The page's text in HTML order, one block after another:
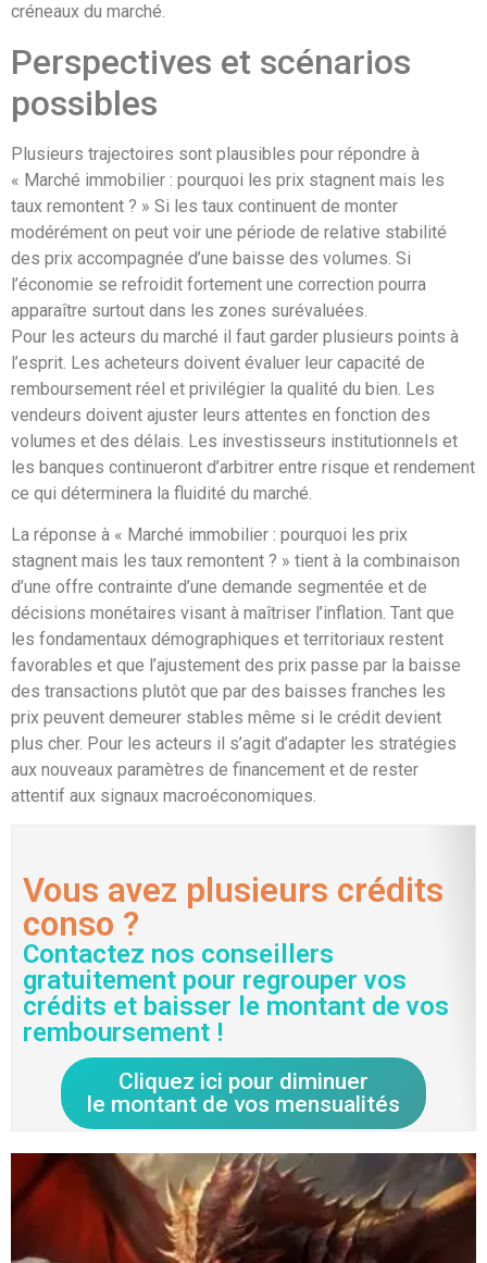
créneaux du marché.
Perspectives et scénarios
possibles
Plusieurs trajectoires sont plausibles pour répondre à
« Marché immobilier : pourquoi les prix stagnent mais les
taux remontent ? » Si les taux continuent de monter
modérément on peut voir une période de relative stabilité
des prix accompagnée d’une baisse des volumes. Si
l’économie se refroidit fortement une correction pourra
apparaître surtout dans les zones surévaluées.
Pour les acteurs du marché il faut garder plusieurs points à
l’esprit. Les acheteurs doivent évaluer leur capacité de
remboursement réel et privilégier la qualité du bien. Les
vendeurs doivent ajuster leurs attentes en fonction des
volumes et des délais. Les investisseurs institutionnels et
les banques continueront d’arbitrer entre risque et rendement
ce qui déterminera la fluidité du marché.
La réponse à « Marché immobilier : pourquoi les prix
stagnent mais les taux remontent ? » tient à la combinaison
d’une offre contrainte d’une demande segmentée et de
décisions monétaires visant à maîtriser l’inflation. Tant que
les fondamentaux démographiques et territoriaux restent
favorables et que l’ajustement des prix passe par la baisse
des transactions plutôt que par des baisses franches les
prix peuvent demeurer stables même si le crédit devient
plus cher. Pour les acteurs il s’agit d’adapter les stratégies
aux nouveaux paramètres de financement et de rester
attentif aux signaux macroéconomiques.
Vous avez plusieurs crédits
conso ?
Contactez nos conseillers
gratuitement pour regrouper vos
crédits et baisser le montant de vos
remboursement !
Cliquez ici pour diminuer
le montant de vos mensualités